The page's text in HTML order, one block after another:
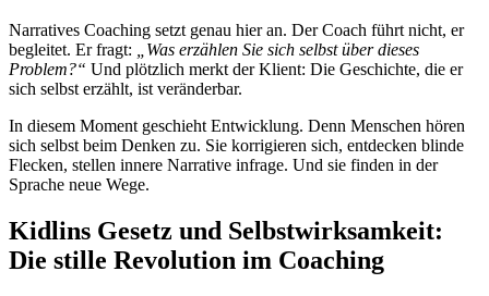
Narratives Coaching setzt genau hier an. Der Coach führt nicht, er
begleitet. Er fragt: „Was erzählen Sie sich selbst über dieses
Problem?“ Und plötzlich merkt der Klient: Die Geschichte, die er
sich selbst erzählt, ist veränderbar.
In diesem Moment geschieht Entwicklung. Denn Menschen hören
sich selbst beim Denken zu. Sie korrigieren sich, entdecken blinde
Flecken, stellen innere Narrative infrage. Und sie finden in der
Sprache neue Wege.
Kidlins Gesetz und Selbstwirksamkeit:
Die stille Revolution im Coaching